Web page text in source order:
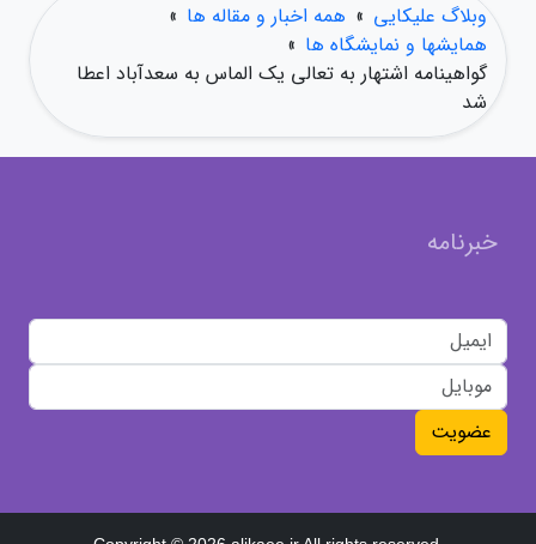
وبلاگ علیکایی » همه اخبار و مقاله ها »
همایشها و نمایشگاه ها »
گواهینامه اشتهار به تعالی یک الماس به سعدآباد اعطا
شد
خبرنامه
عضویت